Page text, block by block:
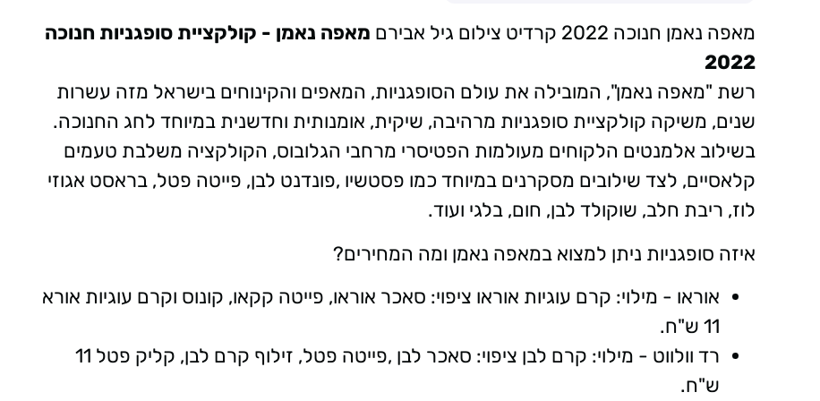
מאפה נאמן חנוכה 2022 קרדיט צילום גיל אבירם
מאפה נאמן - קולקציית סופגניות חנוכה
2022
רשת "מאפה נאמן", המובילה את עולם הסופגניות, המאפים והקינוחים בישראל מזה עשרות
שנים, משיקה קולקציית סופגניות מרהיבה, שיקית, אומנותית וחדשנית במיוחד לחג החנוכה.
בשילוב אלמנטים הלקוחים מעולמות הפטיסרי מרחבי הגלובוס, הקולקציה משלבת טעמים
קלאסיים, לצד שילובים מסקרנים במיוחד כמו פסטשיו ,פונדנט לבן, פייטה פטל, בראסט אגוזי
לוז, ריבת חלב, שוקולד לבן, חום, בלגי ועוד.
איזה סופגניות ניתן למצוא במאפה נאמן ומה המחירים?
אוראו - מילוי: קרם עוגיות אוראו ציפוי: סאכר אוראו, פייטה קקאו, קונוס וקרם עוגיות אורא
11 ש"ח.
רד וולווט - מילוי: קרם לבן ציפוי: סאכר לבן ,פייטה פטל, זילוף קרם לבן, קליק פטל 11
ש"ח.